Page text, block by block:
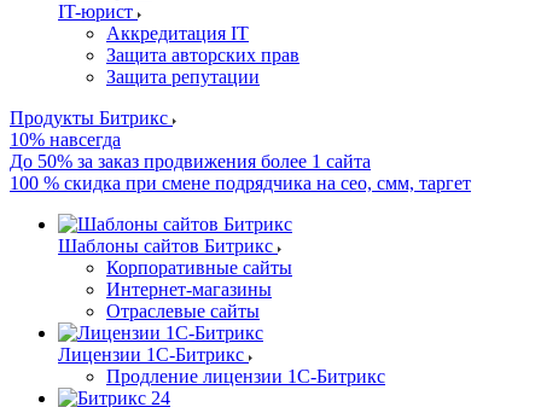
IT-юрист
Аккредитация IT
Защита авторских прав
Защита репутации
Продукты Битрикс
10% навсегда
До 50% за заказ продвижения более 1 сайта
100 % скидка при смене подрядчика на сео, смм, таргет
Шаблоны сайтов Битрикс
Корпоративные сайты
Интернет-магазины
Отраслевые сайты
Лицензии 1С-Битрикс
Продление лицензии 1С-Битрикс